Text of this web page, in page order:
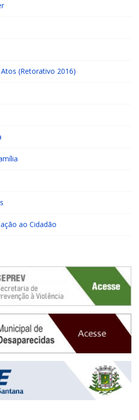
(Retorativo 2016)
ao Cidadão